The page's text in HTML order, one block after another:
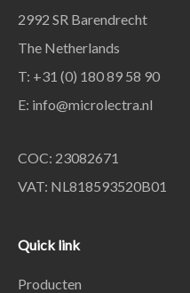
2992 SR Barendrecht
The Netherlands
T: +31 (0) 180 89 58 90
E: info@microlectra.nl
COC: 23082671
VAT: NL818593520B01
Quick link
Producten